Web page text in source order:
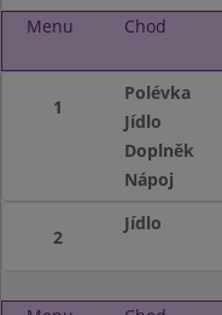
Menu Chod
1
Polévka
Jídlo
Doplněk
Nápoj
2
Jídlo